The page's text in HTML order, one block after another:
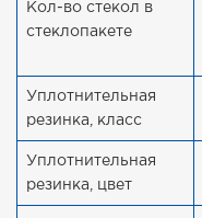
Кол-во стекол в
стеклопакете
Уплотнительная
резинка, класс
Уплотнительная
резинка, цвет